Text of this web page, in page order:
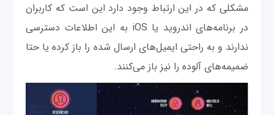
مشکلی که در این ارتباط وجود دارد این است که کاربران
در برنامه‌های اندروید یا iOS به این اطلاعات دسترسی
ندارند و به راحتی ایمیل‌های ارسال شده را باز کرده یا حتا
ضمیمه‌های آلوده را نیز باز می‌کنند.